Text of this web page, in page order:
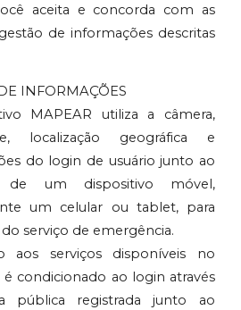
aceita e concorda com as
de informações descritas
INFORMAÇÕES
MAPEAR utiliza a câmera,
localização geográfica e
do login de usuário junto ao
de um dispositivo móvel,
um celular ou tablet, para
serviço de emergência.
aos serviços disponíveis no
é condicionado ao login através
pública registrada junto ao